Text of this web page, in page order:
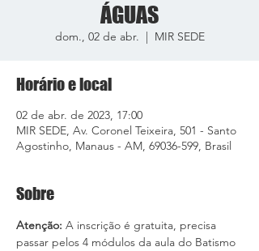
ÁGUAS
dom., 02 de abr.
  |
MIR SEDE
Horário e local
02 de abr. de 2023, 17:00
MIR SEDE, Av. Coronel Teixeira, 501 - Santo
Agostinho, Manaus - AM, 69036-599, Brasil
Sobre
Atenção: A inscrição é gratuita, precisa
passar pelos 4 módulos da aula do Batismo